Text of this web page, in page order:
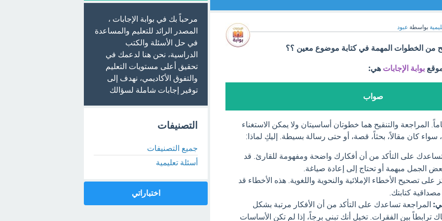
بواسطة عبود
من الخطوات المهمة في كتابة موضوع معين ؟؟
بوابة الإجابات هي:
صواب
المراجعة والتنقيح هما خطوتان أساسيتان ولا يمكن الاستغناء
كان مقالاً، بحثاً، قصة، أو حتى رسالة بسيطة. إليكِ لماذا:
على التأكد من أن أفكارك واضحة ومفهومة للقارئ. قد
الجمل مبهمة أو تحتاج إلى إعادة صياغة.
على تصحيح الأخطاء الإملائية والنحوية واللغوية. هذه الأخطاء قد
كتابتك.
المراجعة تساعدك على التأكد من أن الأفكار مرتبة بشكل
بين الفقرات. تخيل أنك تبني برجاً، إذا لم تكن الأساسات
مرحباً بك في بوابة الإجابات ،
المصدر الرائد للتعليم والمساعدة
في حل الأسئلة والكتب
الدراسية، نحن هنا لدعمك في
تحقيق أعلى مستويات التعليم
والتفوق الأكاديمي، نهدف إلى
توفير إجابات شاملة لسؤالك
التصنيفات
جميع التصنيفات
أسئلة تعليمية
اختباراتي